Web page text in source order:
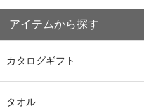
アイテムから探す
カタログギフト
タオル